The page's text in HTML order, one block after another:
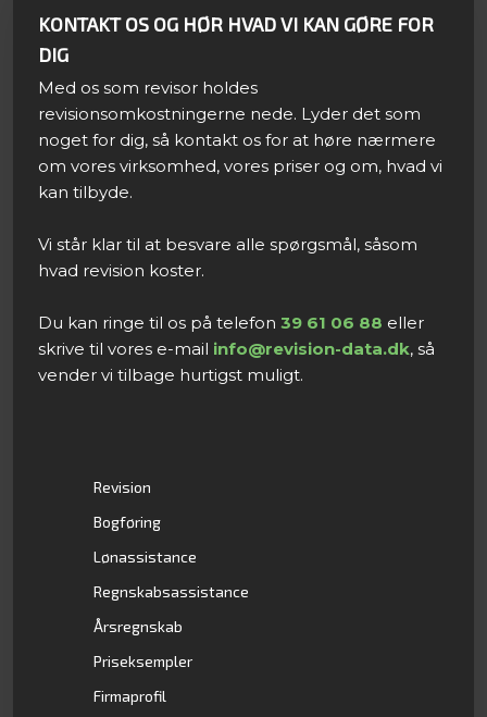
KONTAKT OS OG HØR HVAD VI KAN GØRE FOR
DIG
Med os som revisor holdes
revisionsomkostningerne nede. Lyder det som
noget for dig, så kontakt os for at høre nærmere
om vores virksomhed, vores priser og om, hvad vi
kan tilbyde.
Vi står klar til at besvare alle spørgsmål, såsom
hvad revision koster.
Du kan ringe til os på telefon 39 61 06 88 eller
skrive til vores e-mail info@revision-data.dk, så
vender vi tilbage hurtigst muligt.​
Revision
Bogføring
Lønassistance
Regnskabsassistance
Årsregnskab
Priseksempler
Firmaprofil